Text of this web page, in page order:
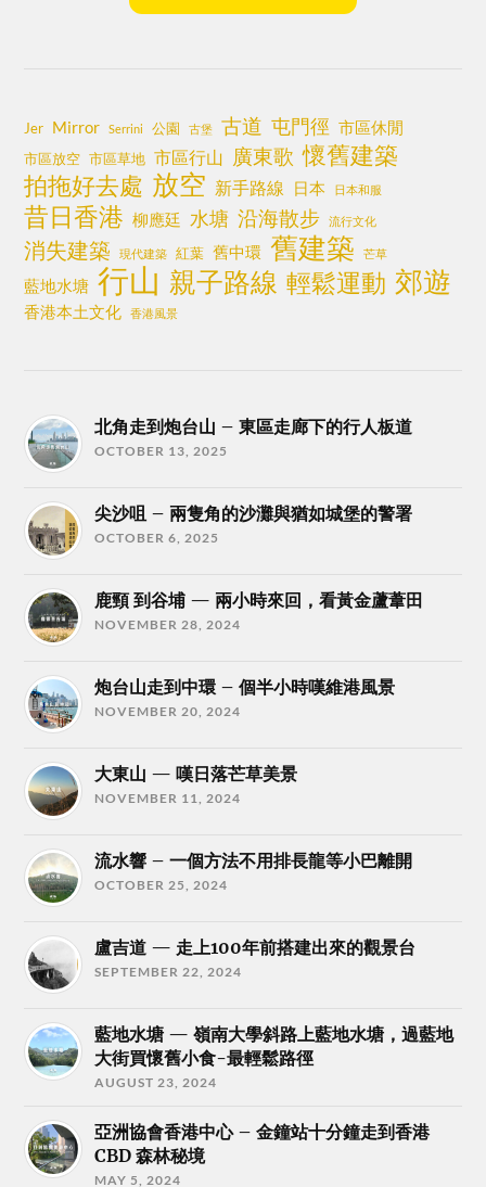
Jer Mirror Serrini 公園 古堡 古道 屯門徑 市區休閒
市區放空 市區草地 市區行山 廣東歌 懷舊建築
拍拖好去處 放空 新手路線 日本 日本和服
昔日香港 柳應廷 水塘 沿海散步 流行文化
消失建築 現代建築 紅葉 舊中環 舊建築 芒草
藍地水塘 行山 親子路線 輕鬆運動 郊遊
香港本土文化 香港風景
北角走到炮台山 – 東區走廊下的行人板道
OCTOBER 13, 2025
尖沙咀 – 兩隻角的沙灘與猶如城堡的警署
OCTOBER 6, 2025
鹿頸 到谷埔 — 兩小時來回，看黃金蘆葦田
NOVEMBER 28, 2024
炮台山走到中環 – 個半小時嘆維港風景
NOVEMBER 20, 2024
大東山 — 嘆日落芒草美景
NOVEMBER 11, 2024
流水響 – 一個方法不用排長龍等小巴離開
OCTOBER 25, 2024
盧吉道 — 走上100年前搭建出來的觀景台
SEPTEMBER 22, 2024
藍地水塘 — 嶺南大學斜路上藍地水塘，過藍地
大街買懷舊小食-最輕鬆路徑
AUGUST 23, 2024
亞洲協會香港中心 – 金鐘站十分鐘走到香港
CBD 森林秘境
MAY 5, 2024